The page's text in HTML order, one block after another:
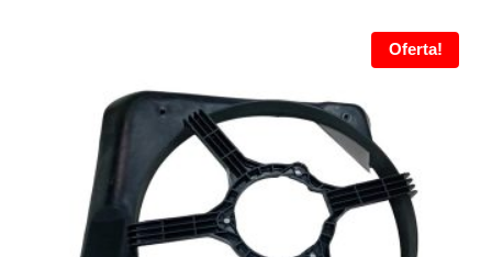
Oferta!